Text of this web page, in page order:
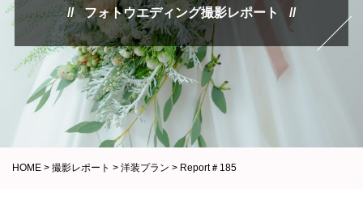
フォトウエディング撮影レポート
HOME > 撮影レポート > 洋装プラン > Report＃185